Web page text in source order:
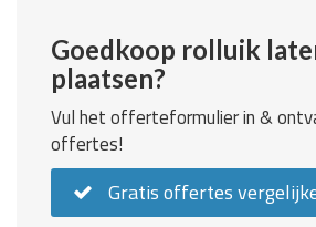
Goedkoop rolluik
plaatsen?
Vul het offerteformulier in &
offertes!
Gratis offertes